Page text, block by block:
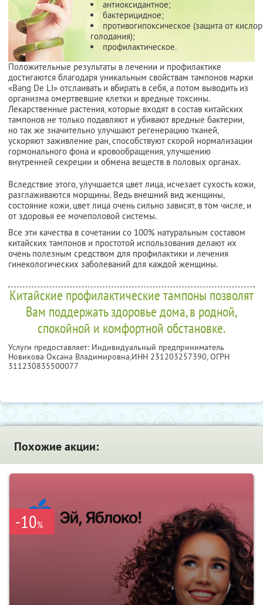
антиоксидантное;
бактерицидное;
противогипоксическое (защита от
голодания);
профилактическое.
Положительные результаты в лечении и профилактике
достигаются благодаря уникальным свойствам тампонов марки
«Bang De LI» отслаивать и вбирать в себя, а потом выводить из
организма омертвевшие клетки и вредные токсины.
Лекарственные растения, которые входят в состав китайских
тампонов не только подавляют и убивают вредные бактерии,
но так же значительно улучшают регенерацию тканей,
ускоряют заживление ран, способствуют скорой нормализации
гормонального фона и кровообращения, улучшению
внутренней секреции и обмена веществ в половых органах.
Вследствие этого, улучшается цвет лица, исчезает сухость кожи,
разглаживаются морщины. Ведь внешний вид женщины,
состояние кожи, цвет лица очень сильно зависят, в том числе, и
от здоровья ее мочеполовой системы.
Все эти качества в сочетании со 100% натуральным составом
китайских тампонов и простотой использования делают их
очень полезным средством для профилактики и лечения
гинекологических заболеваний для каждой женщины.
Китайские профилактические тампоны позволят
Вам поддержать здоровье дома, в родной,
спокойной и комфортной обстановке.
Услуги предоставляет: Индивидуальный предприниматель
Новикова Оксана Владимировна,ИНН 231203257390, ОГРН
311230835500077
Похожие акции:
-10%